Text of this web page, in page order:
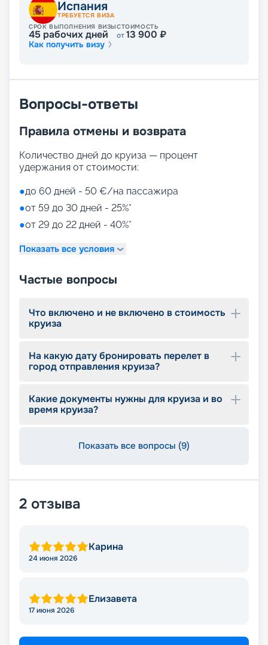
проконсультирует опытный специалист
компании. Круиз на лайнере MSC Fantasia –
мечта, ставшая реальностью!
Испания
ТРЕБУЕТСЯ ВИЗА
СРОК ВЫПОЛНЕНИЯ ВИЗЫ
45 рабочих дней
СТОИМОСТЬ
от13 900 ₽
Как получить визу
Вопросы-ответы
Правила отмены и возврата
Количество дней до круиза — процент
удержания от стоимости:
●до 60 дней - 50 €/на пассажира
●от 59 до 30 дней - 25%*
●от 29 до 22 дней - 40%*
Показать все условия
Частые вопросы
Что включено и не включено в стоимость
круиза
На какую дату бронировать перелет в
город отправления круиза?
Какие документы нужны для круиза и во
время круиза?
Показать все вопросы (9)
2 отзыва
Карина
24 июня 2026
Елизавета
17 июня 2026